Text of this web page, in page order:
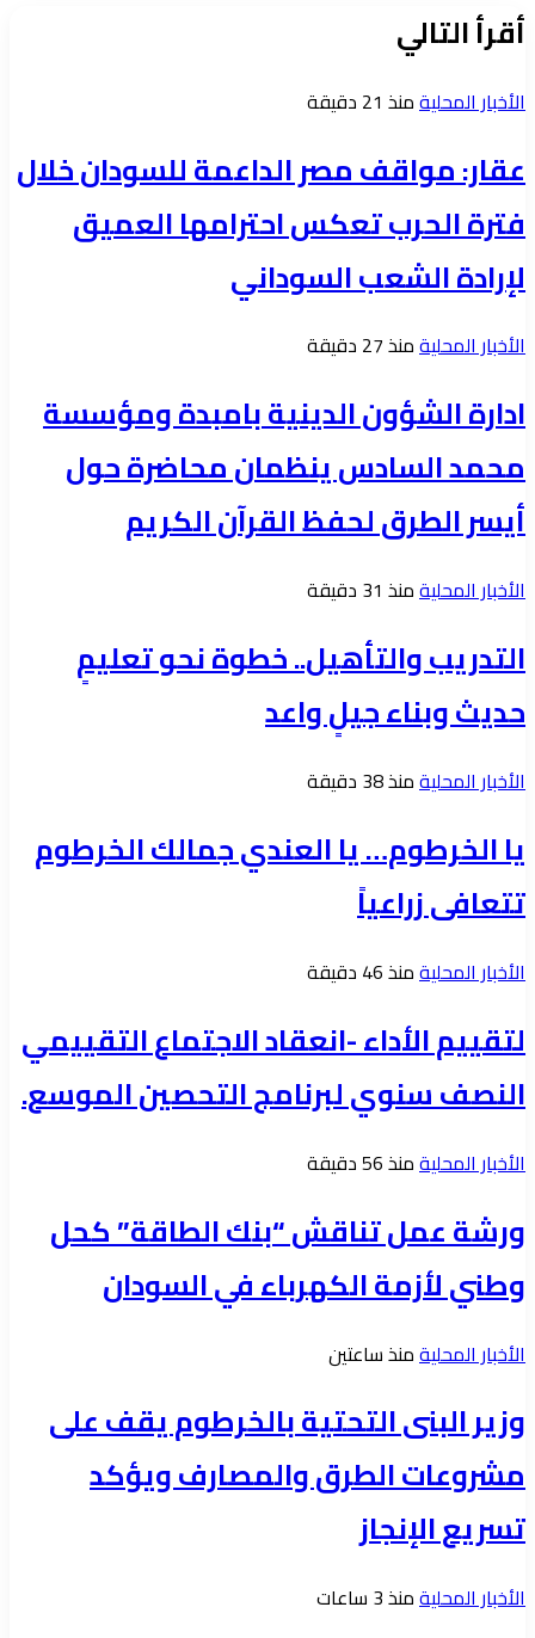
أقرأ التالي
الأخبار المحليةمنذ 21 دقيقة
عقار: مواقف مصر الداعمة للسودان خلال
فترة الحرب تعكس احترامها العميق
لإرادة الشعب السوداني
الأخبار المحليةمنذ 27 دقيقة
ادارة الشؤون الدينية بامبدة ومؤسسة
محمد السادس ينظمان محاضرة حول
أيسر الطرق لحفظ القرآن الكريم
الأخبار المحليةمنذ 31 دقيقة
التدريب والتأهيل.. خطوة نحو تعليمٍ
حديث وبناء جيلٍ واعد
الأخبار المحليةمنذ 38 دقيقة
يا الخرطوم… يا العندي جمالك الخرطوم
تتعافى زراعياً
الأخبار المحليةمنذ 46 دقيقة
لتقييم الأداء -انعقاد الاجتماع التقييمي
النصف سنوي لبرنامج التحصين الموسع.
الأخبار المحليةمنذ 56 دقيقة
ورشة عمل تناقش “بنك الطاقة” كحل
وطني لأزمة الكهرباء في السودان
الأخبار المحليةمنذ ساعتين
وزير البنى التحتية بالخرطوم يقف على
مشروعات الطرق والمصارف ويؤكد
تسريع الإنجاز
الأخبار المحليةمنذ 3 ساعات